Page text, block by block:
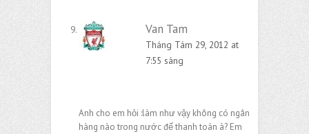
Van Tam
Tháng Tám 29, 2012 at
7:55 sáng
Anh cho em hỏi :làm như vậy không có ngân
hàng nào trong nước để thanh toán à? Em